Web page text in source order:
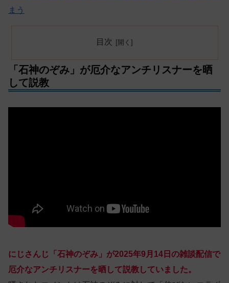
まう
目次
「石神のぞみ」が厄介なアンチリスナーを晒
して説教
にじさんじ「石神のぞみ」が2025年9月14日の雑談配信で
厄介なアンチリスナーを晒して説教していました。